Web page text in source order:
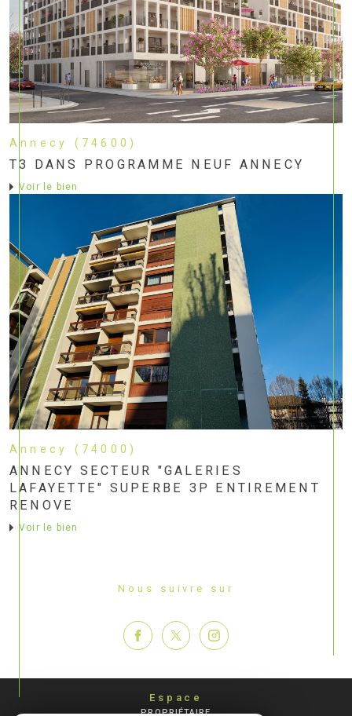
Annecy (74600)
T3 DANS PROGRAMME NEUF ANNECY
voir le bien
Annecy (74000)
ANNECY SECTEUR "GALERIES
LAFAYETTE" SUPERBE 3P ENTIREMENT
RENOVE
voir le bien
Nous suivre sur
Espace
PROPRIÉTAIRE